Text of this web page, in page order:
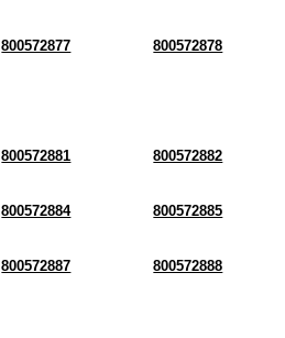
800572877 800572878
800572881 800572882
800572884 800572885
800572887 800572888